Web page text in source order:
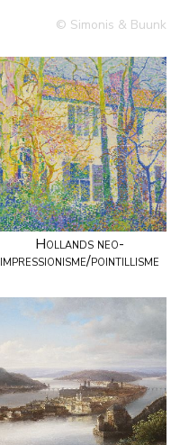
© Simonis & Buunk
Hollands neo-
impressionisme/pointillisme